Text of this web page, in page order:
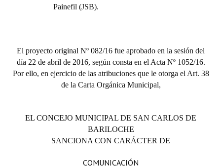
Ciudadano Ilustre - Registro
Huéspedes de Honor - Registro
Antiguos Pobladores - Registro
Entrega de distinciones
Painefil (JSB).
El proyecto original Nº 082/16 fue aprobado en la sesión del
día 22 de abril de 2016, según consta en el Acta Nº 1052/16.
Por ello, en ejercicio de las atribuciones que le otorga el Art. 38
de la Carta Orgánica Municipal,
EL CONCEJO MUNICIPAL DE SAN CARLOS DE
BARILOCHE
SANCIONA CON CARÁCTER DE
COMUNICACIÓN